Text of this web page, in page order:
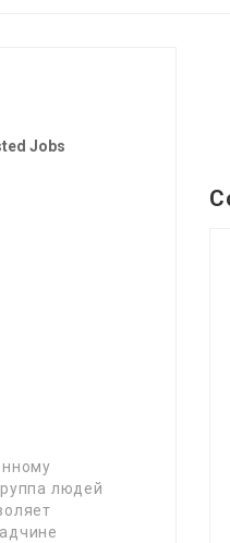
Jobs
людей